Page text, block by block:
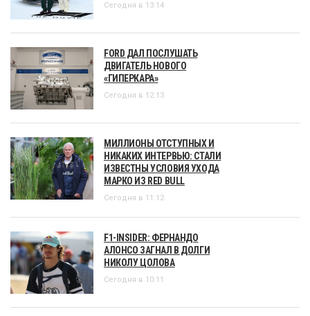
Сегодня в 13:14
FORD ДАЛ ПОСЛУШАТЬ
ДВИГАТЕЛЬ НОВОГО
«ГИПЕРКАРА»
Сегодня в 12:13
МИЛЛИОНЫ ОТСТУПНЫХ И
НИКАКИХ ИНТЕРВЬЮ: СТАЛИ
ИЗВЕСТНЫ УСЛОВИЯ УХОДА
МАРКО ИЗ RED BULL
Сегодня в 11:12
F1-INSIDER: ФЕРНАНДО
АЛОНСО ЗАГНАЛ В ДОЛГИ
НИКОЛУ ЦОЛОВА
Сегодня в 10:11